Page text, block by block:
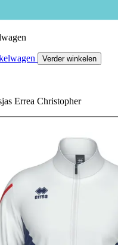
Verder winkelen
Errea Christopher